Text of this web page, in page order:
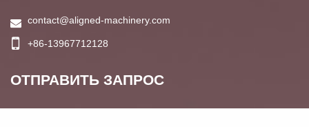
contact@aligned-machinery.com
+86-13967712128
ОТПРАВИТЬ ЗАПРОС